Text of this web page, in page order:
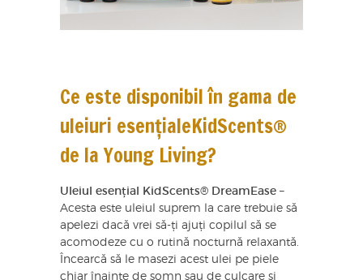
Ce este disponibil în gama de
uleiuri esențialeKidScents®
de la Young Living?
Uleiul esențial KidScents® DreamEase –
Acesta este uleiul suprem la care trebuie să
apelezi dacă vrei să-ți ajuți copilul să se
acomodeze cu o rutină nocturnă relaxantă.
Încearcă să le masezi acest ulei pe piele
chiar înainte de somn sau de culcare și